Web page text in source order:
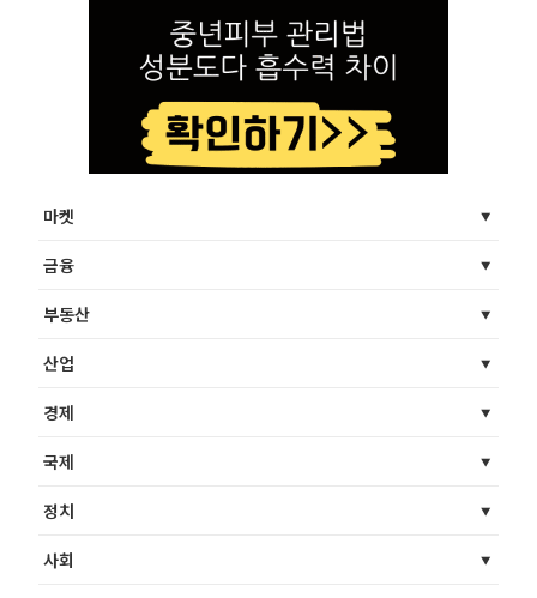
마켓
금융
부동산
산업
경제
국제
정치
사회